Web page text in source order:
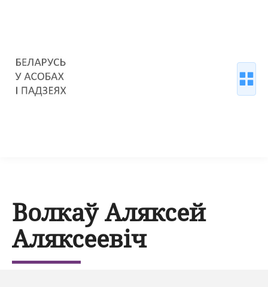
Волкаў Аляксей
Аляксеевіч